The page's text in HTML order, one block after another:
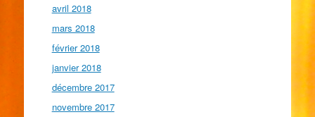
avril 2018
mars 2018
février 2018
janvier 2018
décembre 2017
novembre 2017